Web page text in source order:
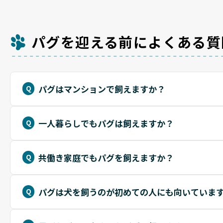
パグを迎える前によくある
パグはマンションで飼えますか？
一人暮らしでもパグは飼えますか？
共働き家庭でもパグを飼えますか？
パグは犬を飼うのが初めての人にも向いていま